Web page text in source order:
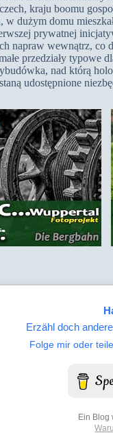
kraju boomu
w dużym domu
prywatnej
napraw wewnątrz, co
przedziały typowe
nad którą
udostępnione
Erzähl doch
Folge mir oder
Ein